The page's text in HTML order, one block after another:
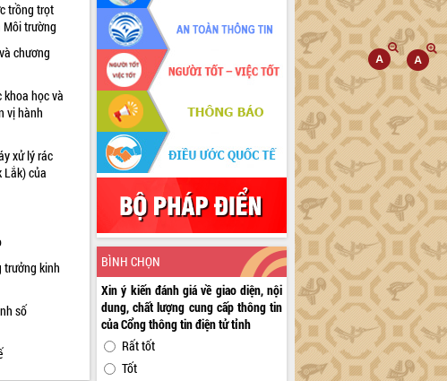
trồng trọt
Môi trường
chương
học và
vị hành
xử lý rác
Lắk) của
trưởng kinh
số
BÌNH CHỌN
Xin ý kiến đánh giá về giao diện, nội
dung, chất lượng cung cấp thông tin
của Cổng thông tin điện tử tỉnh
Rất tốt
Tốt